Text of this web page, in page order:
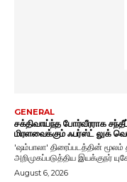
GENERAL
சக்திவாய்ந்த போர்வீரராக சந்தீப்
மிரளவைக்கும் ஃபர்ஸ்ட் லுக்
'ஷம்பாலா' திரைப்படத்தின்
அறிமுகப்படுத்திய இயக்குநர்
August 6, 2026